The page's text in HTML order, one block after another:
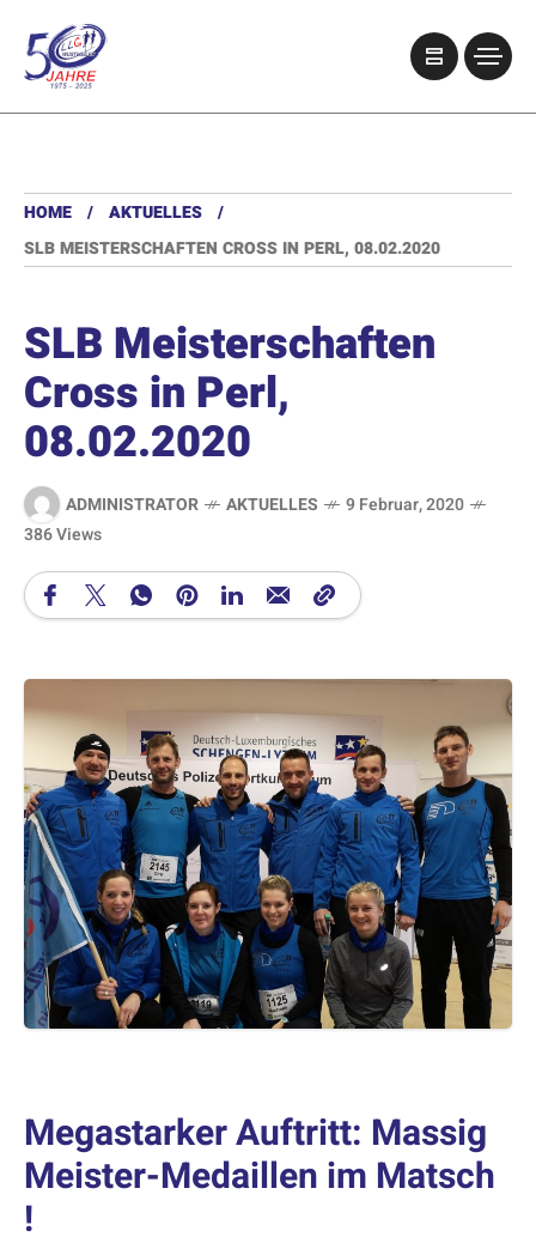
HOME
AKTUELLES
SLB MEISTERSCHAFTEN CROSS IN PERL, 08.02.2020
SLB Meisterschaften
Cross in Perl,
08.02.2020
ADMINISTRATOR AKTUELLES
9 Februar, 2020
386 Views
Megastarker Auftritt: Massig
Meister-Medaillen im Matsch
!